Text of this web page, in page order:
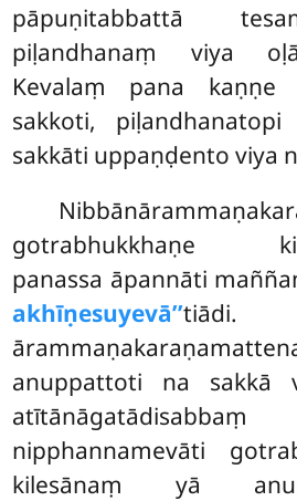
pāpuṇitabbattā
piḷandhanaṃ viya
Kevalaṃ pana kaṇṇe
sakkoti,
sakkāti uppaṇḍento viya
gotrabhukkhaṇe
panassa āpannāti
akhīṇesuyevā’’
anuppattoti na sakkā
nipphannamevāti
kilesānaṃ yā